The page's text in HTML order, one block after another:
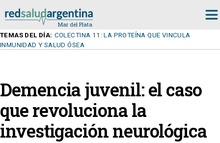
TEMAS DEL DÍA: COLECTINA 11: LA PROTEÍNA QUE VINCULA
INMUNIDAD Y SALUD ÓSEA
Demencia juvenil: el caso
que revoluciona la
investigación neurológica